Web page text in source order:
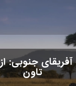
آفریقای جنوبی:
تاون